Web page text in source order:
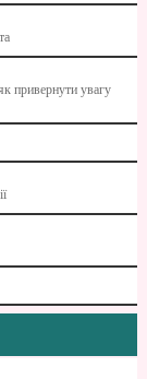
привернути увагу